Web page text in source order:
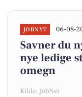
JOBNYT 06-08-
Savner du
nye ledige
omegn
Kilde: JobNet